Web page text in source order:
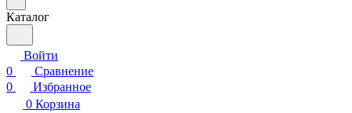
Каталог
Войти
0
Сравнение
0
Избранное
0 Корзина